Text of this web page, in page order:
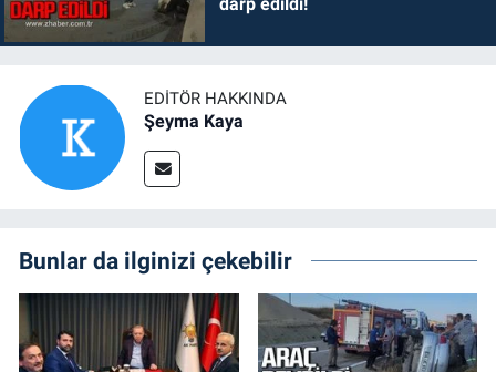
EDITÖR HAKKINDA
Şeyma Kaya
Bunlar da ilginizi çekebilir